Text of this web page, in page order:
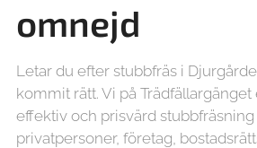
omnejd
Letar du efter stubbfräs i
kommit rätt. Vi på Trädfällargänget
effektiv och prisvärd
privatpersoner, företag,